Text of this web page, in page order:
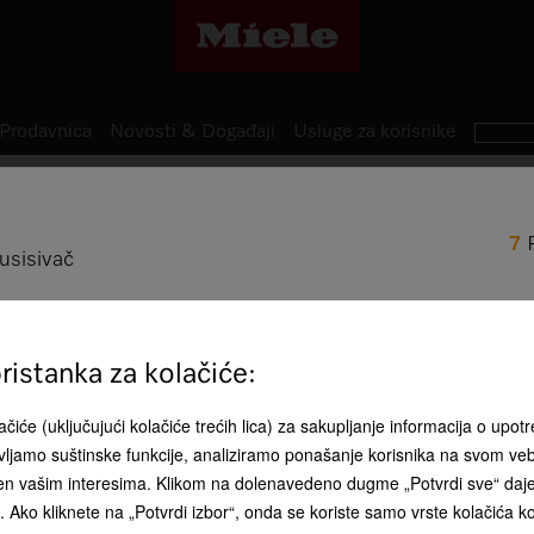
RSD
Boja proizvoda: Tamnožuto
Prodavnica Novosti & Događaji Usluge za korisnike
za kolačiće:
(uključujući kolačiće trećih lica) za sakupljanje informacija o
suštinske funkcije, analiziramo ponašanje korisnika na svom
vašim interesima. Klikom na dolenavedeno dugme „Potvrdi sve“
kliknete na „Potvrdi izbor“, onda se koriste samo vrste kolačića
7
HyClean Pure CO